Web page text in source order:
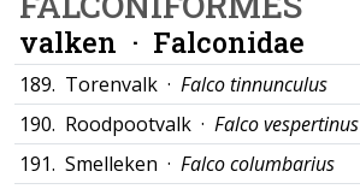
valken · Falconidae
189. Torenvalk · Falco tinnunculus
190. Roodpootvalk · Falco vespertinus
191. Smelleken · Falco columbarius